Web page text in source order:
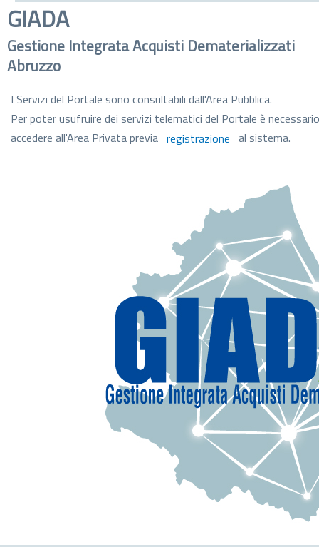
GIADA
Gestione Integrata Acquisti Dematerializzati
Abruzzo
I Servizi del Portale sono consultabili dall'Area Pubblica.
Per poter usufruire dei servizi telematici del Portale è necessario
accedere all'Area Privata previa registrazione al sistema.